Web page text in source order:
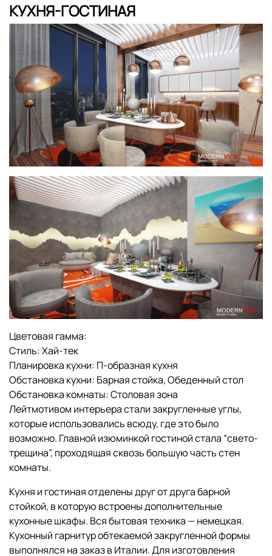
КУХНЯ-ГОСТИНАЯ
Цветовая гамма:
Стиль:Хай-тек
Планировка кухни: П-образная кухня
Обстановка кухни: Барная стойка,Обеденный стол
Обстановка комнаты:Столовая зона
Лейтмотивом интерьера стали закругленные углы,
которые использовались всюду, где это было
возможно. Главной изюминкой гостиной стала “свето-
трещина”, проходящая сквозь большую часть стен
комнаты.
Кухня и гостиная отделены друг от друга барной
стойкой, в которую встроены дополнительные
кухонные шкафы. Вся бытовая техника — немецкая.
Кухонный гарнитур обтекаемой закругленной формы
выполнялся на заказ в Италии. Для изготовления